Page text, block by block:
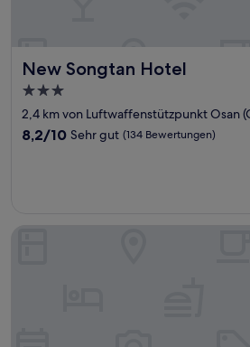
New Songtan Hotel
New Songtan Hotel
3.0-
Sterne-
Unterkunft
2,4 km von Luftwaffenstützpunkt Osan
8.2
Bewertungen)
8,2/10 Sehr gut (134 Bewertungen)